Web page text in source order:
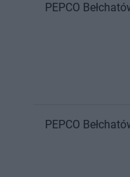
PEPCO
PEPCO